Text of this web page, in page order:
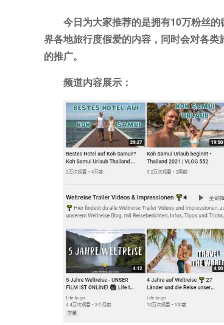
今日为大家推荐的是拥有10万粉丝的
界各地旅行度假爱的内容，同时会对各类
的推广。
频道内容展示：